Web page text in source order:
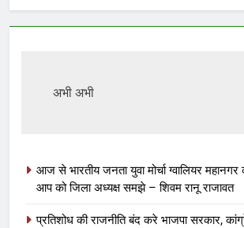
अभी अभी
आज से भारतीय जनता युवा मोर्चा ग्वालियर महानगर
आप को जिला अध्यक्ष समझे – शिवम रानू राजावत
प्रतिशोध की राजनीति बंद करे भाजपा सरकार,